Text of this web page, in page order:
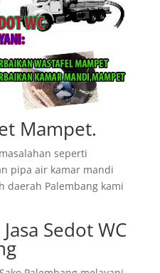
Mampet.
seperti
pipa air kamar mandi
daerah Palembang kami
Sedot WC